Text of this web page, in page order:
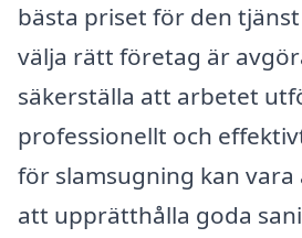
bästa priset för den
välja rätt företag är
säkerställa att arbetet
professionellt och
för slamsugning kan
att upprätthålla goda